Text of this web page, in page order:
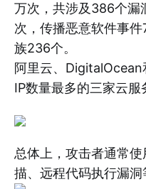
万次，共涉及386个漏
次，传播恶意软件事
族236个。
阿里云、DigitalOcean
IP数量最多的三家云服
总体上，攻击者通常
描、远程代码执行漏洞